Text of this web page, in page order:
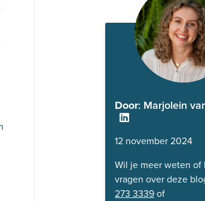
Door: Marjolein
12 november 2024
Wil je meer weten of
vragen over deze
273 3339of